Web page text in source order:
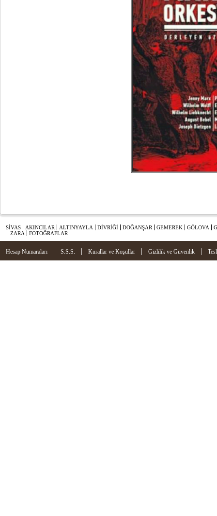
SİVAS AKINCILAR ALTINYAYLA DİVRİĞİ DOĞANŞAR GEMEREK GÖLOVA
ZARA
FOTOĞRAFLAR
Hesap Numaraları | S.S.S. | Kurallar ve Koşullar | Gizlilik ve Güvenlik |